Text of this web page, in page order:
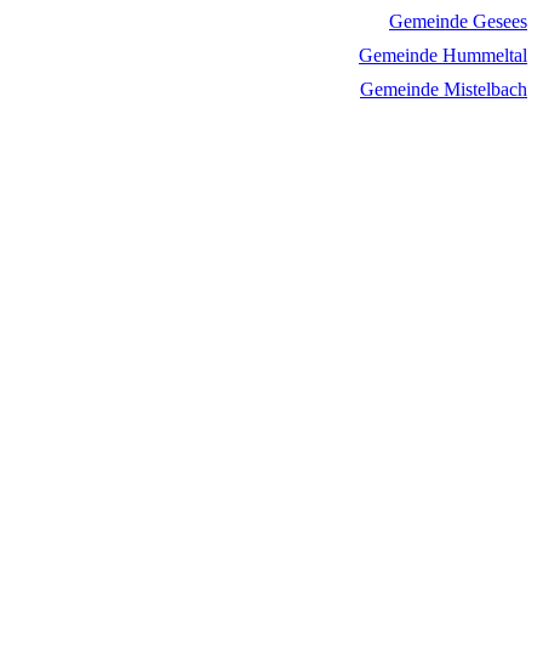
Gemeinde Gesees
Gemeinde Hummeltal
Gemeinde Mistelbach